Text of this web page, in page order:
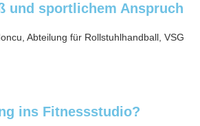
und sportlichem Anspruch
Abteilung für Rollstuhlhandball, VSG
ins Fitnessstudio?